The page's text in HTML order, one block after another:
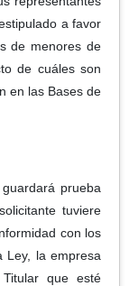
a favor
de menores de
de cuáles son
en las Bases de
prueba
tuviere
con los
Ley, la empresa
que esté